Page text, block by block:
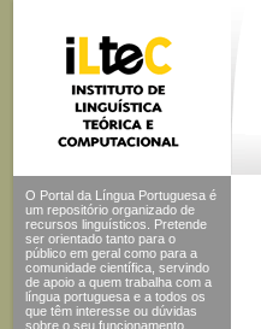
O Portal da Língua Portuguesa é
um repositório organizado de
recursos linguísticos. Pretende
ser orientado tanto para o
público em geral como para a
comunidade científica, servindo
de apoio a quem trabalha com a
língua portuguesa e a todos os
que têm interesse ou dúvidas
sobre o seu funcionamento.